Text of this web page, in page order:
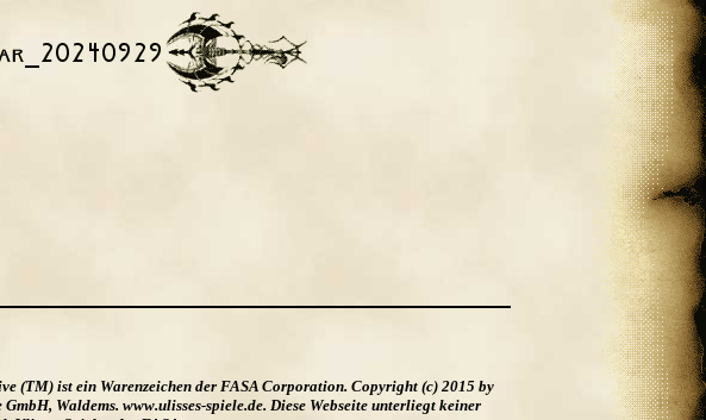
(TM) ist ein Warenzeichen der FASA Corporation. Copyright (c) 2015 by
Waldems. www.ulisses-spiele.de. Diese Webseite unterliegt keiner